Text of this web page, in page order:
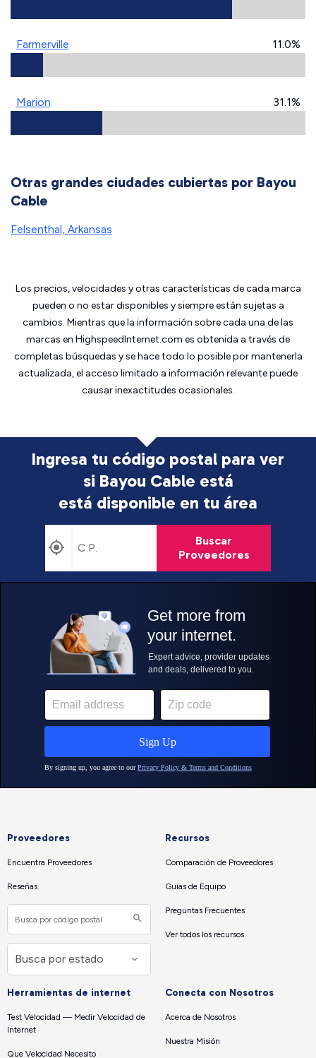
Farmerville 11.0%
Marion 31.1%
Otras grandes ciudades cubiertas por Bayou
Cable
Felsenthal, Arkansas
Los precios, velocidades y otras características de cada marca
pueden o no estar disponibles y siempre están sujetas a
cambios. Mientras que la información sobre cada una de las
marcas en HighspeedInternet.com es obtenida a través de
completas búsquedas y se hace todo lo posible por mantenerla
actualizada, el acceso limitado a información relevante puede
causar inexactitudes ocasionales.
Ingresa tu código postal para ver
si Bayou Cable está
está disponible en tu área
Buscar
Proveedores
Proveedores
Encuentra Proveedores
Reseñas
Recursos
Comparación de Proveedores
Guías de Equipo
Preguntas Frecuentes
Ver todos los recursos
Herramientas de internet
Test Velocidad — Medir Velocidad de
Internet
Que Velocidad Necesito
Conecta con Nosotros
Acerca de Nosotros
Nuestra Misión